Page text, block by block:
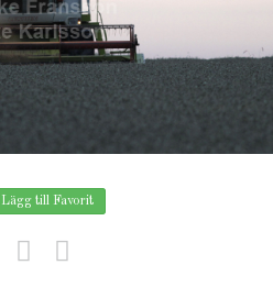
Lägg till Favorit